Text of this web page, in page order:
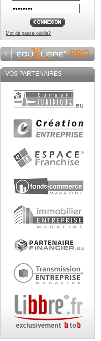
Mot de passe oublié?
VOS PARTENAIRES